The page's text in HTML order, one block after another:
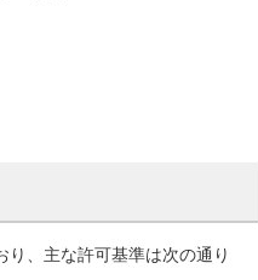
、主な許可基準は次の通り